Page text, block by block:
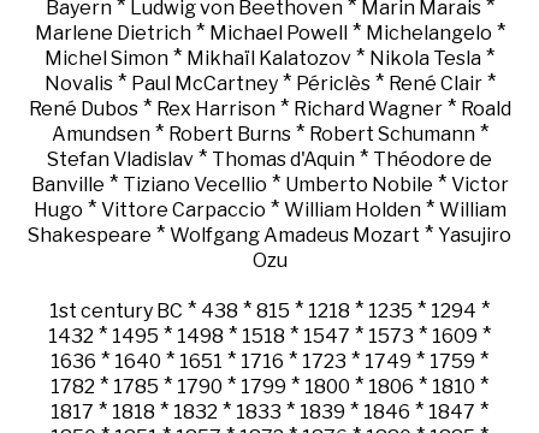
Bayern* Ludwig von Beethoven* Marin Marais*
Marlene Dietrich* Michael Powell* Michelangelo *
Michel Simon * Mikhaïl Kalatozov * Nikola Tesla *
Novalis* Paul McCartney* Périclès* René Clair*
René Dubos* Rex Harrison* Richard Wagner* Roald
Amundsen* Robert Burns* Robert Schumann*
Stefan Vladislav * Thomas d'Aquin * Théodore de
Banville * Tiziano Vecellio * Umberto Nobile * Victor
Hugo * Vittore Carpaccio * William Holden* William
Shakespeare * Wolfgang Amadeus Mozart * Yasujiro
Ozu
1st century BC * 438 * 815 * 1218 * 1235 * 1294 *
1432 * 1495 * 1498 * 1518 * 1547 * 1573 * 1609 *
1636 * 1640 * 1651 * 1716 * 1723 * 1749 * 1759 *
1782 * 1785 * 1790 * 1799 * 1800 * 1806 * 1810 *
1817 * 1818 * 1832 * 1833 * 1839 * 1846 * 1847 *